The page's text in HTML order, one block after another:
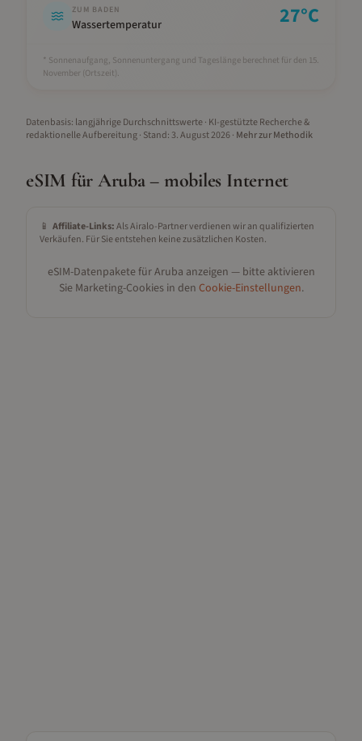
ZUM BADEN
Wassertemperatur 27°C
* Sonnenaufgang, Sonnenuntergang und Tageslänge berechnet für den 15.
November (Ortszeit).
Datenbasis: langjährige Durchschnittswerte · KI-gestützte Recherche &
redaktionelle Aufbereitung· Stand: 3. August 2026· Mehr zur Methodik
eSIM für Aruba– mobiles Internet
📱 Affiliate-Links:Als Airalo-Partner verdienen wir an qualifizierten
Verkäufen. Für Sie entstehen keine zusätzlichen Kosten.
eSIM-Datenpakete fürAruba anzeigen — bitte aktivieren
Sie Marketing-Cookies in den Cookie-Einstellungen.